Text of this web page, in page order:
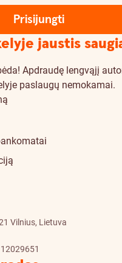
Prisijungti
jaustis
Apdraudę lengvąjį
paslaugų nemokamai.
Vilnius, Lietuva